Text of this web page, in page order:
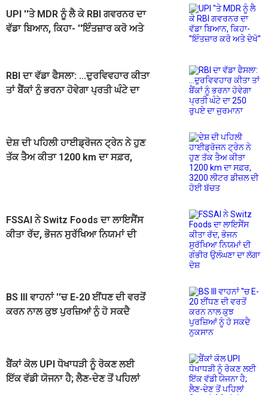
UPI ''ਤੇ MDR ਨੂੰ ਲੈ ਕੇ RBI ਗਵਰਨਰ ਦਾ
ਵੱਡਾ ਬਿਆਨ, ਕਿਹਾ- ''ਇੰਤਜ਼ਾਰ ਕਰੋ ਅਤੇ
RBI ਦਾ ਵੱਡਾ ਫੈਸਲਾ: ...ਦੁਰਵਿਵਹਾਰ ਕੀਤਾ
ਤਾਂ ਬੈਂਕਾਂ ਨੂੰ ਭਰਨਾ ਹੋਵੇਗਾ ਪ੍ਰਤੀ ਘੰਟੇ ਦਾ
ਦੇਸ਼ ਦੀ ਪਹਿਲੀ ਹਾਈਡ੍ਰੋਜਨ ਟ੍ਰੇਨ ਨੇ ਹੁਣ
ਤੱਕ ਤੈਅ ਕੀਤਾ 1200 km ਦਾ ਸਫ਼ਰ,
FSSAI ਨੇ Switz Foods ਦਾ ਲਾਇਸੈਂਸ
ਕੀਤਾ ਰੱਦ, ਭੋਜਨ ਸੁਰੱਖਿਆ ਨਿਯਮਾਂ ਦੀ
BS III ਵਾਹਨਾਂ ''ਚ E-20 ਈਂਧਣ ਦੀ ਵਰਤੋਂ
ਕਰਨ ਨਾਲ ਕੁਝ ਪੁਰਜ਼ਿਆਂ ਨੂੰ ਹੋ ਸਕਦੈ
ਬੈਂਕਾਂ ਕੋਲ UPI ਧੋਖਾਧੜੀ ਨੂੰ ਰੋਕਣ ਲਈ
ਇੱਕ ਵੱਡੀ ਯੋਜਨਾ ਹੈ; ਲੈਣ-ਦੇਣ ਤੋਂ ਪਹਿਲਾਂ